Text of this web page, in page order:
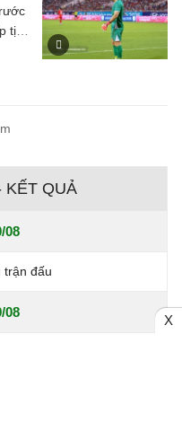
tịch
KẾT QUẢ
08
trận đấu
08
X